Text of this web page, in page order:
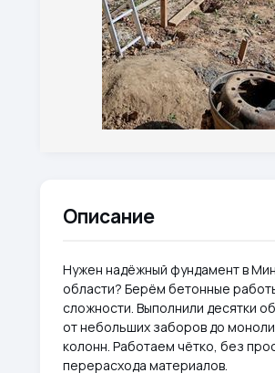
Описание
Нужен надёжный фундамент в
области? Берём бетонные
сложности. Выполнили десятки
от небольших заборов до
колонн. Работаем чётко, без
перерасхода материалов.